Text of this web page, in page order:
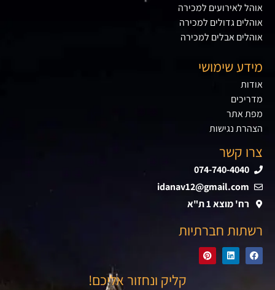
אוהל לאירועים למכירה
אוהלים גדולים למכירה
אוהלים אבלים למכירה
מידע שימושי
אודות
מדריכים
מפת אתר
הצהרת נגישות
צרו קשר
074-740-4040
idanav12@gmail.com
רח' מוצא 1 ת"א
רשתות חברתיות
קליק ונחזור אליכם!